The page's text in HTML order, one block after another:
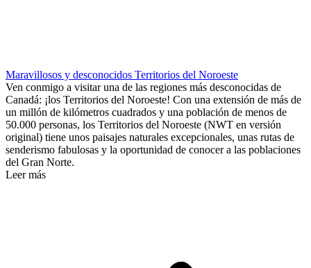
Maravillosos y desconocidos Territorios del Noroeste
Ven conmigo a visitar una de las regiones más desconocidas de
Canadá: ¡los Territorios del Noroeste! Con una extensión de más de
un millón de kilómetros cuadrados y una población de menos de
50.000 personas, los Territorios del Noroeste (NWT en versión
original) tiene unos paisajes naturales excepcionales, unas rutas de
senderismo fabulosas y la oportunidad de conocer a las poblaciones
del Gran Norte.
Leer más